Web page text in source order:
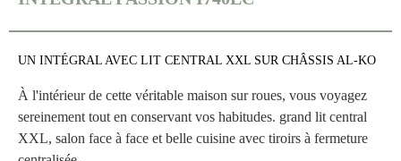
UN INTÉGRAL AVEC LIT CENTRAL XXL SUR CHÂSSIS AL-KO
À l'intérieur de cette véritable maison sur roues, vous voyagez
sereinement tout en conservant vos habitudes. grand lit central
XXL, salon face à face et belle cuisine avec tiroirs à fermeture